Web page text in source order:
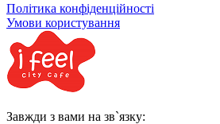
Політика конфіденційності
Умови користування
Завжди з вами на зв`язку: